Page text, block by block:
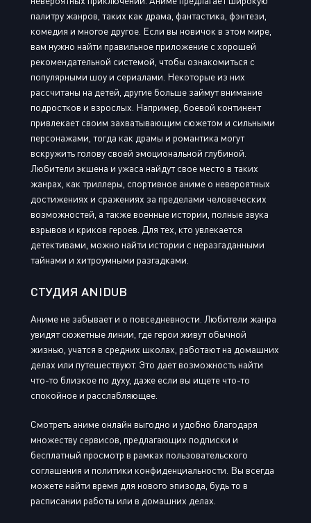
палитру жанров, таких как драма, фантастика, фэнтези,
комедия и многое другое. Если вы новичок в этом мире,
вам нужно найти правильное приложение с хорошей
рекомендательной системой, чтобы ознакомиться с
популярными шоу и сериалами. Некоторые из них
рассчитаны на детей, другие больше займут внимание
подростков и взрослых. Например, боевой континент
привлекает своим захватывающим сюжетом и сильными
персонажами, тогда как драмы и романтика могут
вскружить голову своей эмоциональной глубиной.
Любители экшена и ужаса найдут свое место в таких
жанрах, как триллеры, спортивное аниме о невероятных
достижениях и сражениях за пределами человеческих
возможностей, а также военные истории, полные звука
взрывов и криков героев. Для тех, кто увлекается
детективами, можно найти истории с неразгаданными
тайнами и хитроумными разгадками.
СТУДИЯ ANIDUB
Аниме не забывает и о повседневности. Любители жанра
увидят сюжетные линии, где герои живут обычной
жизнью, учатся в средних школах, работают на домашних
делах или путешествуют. Это дает возможность найти
что-то близкое по духу, даже если вы ищете что-то
спокойное и расслабляющее.
Смотреть аниме онлайн выгодно и удобно благодаря
множеству сервисов, предлагающих подписки и
бесплатный просмотр в рамках пользовательского
соглашения и политики конфиденциальности. Вы всегда
можете найти время для нового эпизода, будь то в
расписании работы или в домашних делах.